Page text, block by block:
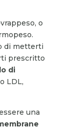
o
di metterti
prescritto
di
LDL,
una